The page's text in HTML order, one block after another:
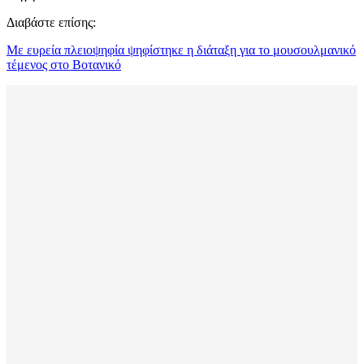
Διαβάστε επίσης:
Με ευρεία πλειοψηφία ψηφίστηκε η διάταξη για το μουσουλμανικό
τέμενος στο Βοτανικό